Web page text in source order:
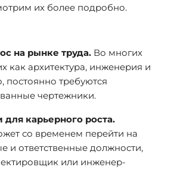
их более подробно.
на рынке труда. Во многих
как архитектура, инженерия и
постоянно требуются
чертежники.
карьерного роста.
со временем перейти на
и ответственные должности,
или инженер-